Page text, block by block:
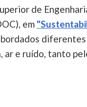
de
em
ar e ruído, tanto